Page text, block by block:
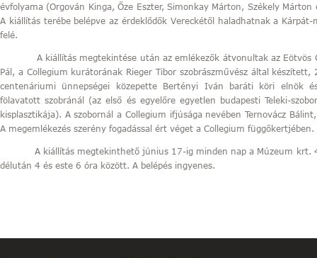
évfolyama (Orgován Kinga, Őze Eszter, Simonkay Márton, Székely
A kiállítás terébe belépve az érdeklődők Vereckétől haladhatnak a Kárpát-
felé.
A kiállítás megtekintése után az emlékezők átvonultak az Eötvös
Pál, a Collegium kurátorának Rieger Tibor szobrászművész által
centenáriumi ünnepségei közepette Bertényi Iván baráti köri elnök
fölavatott szobránál (az első és egyelőre egyetlen budapesti Teleki-
kisplasztikája). A szobornál a Collegium ifjúsága nevében Ternovácz
A megemlékezés szerény fogadással ért véget a Collegium függőkertjében.
A kiállítás megtekinthető június 17-ig minden nap a Múzeum krt. 4.
délután 4 és este 6 óra között. A belépés ingyenes.